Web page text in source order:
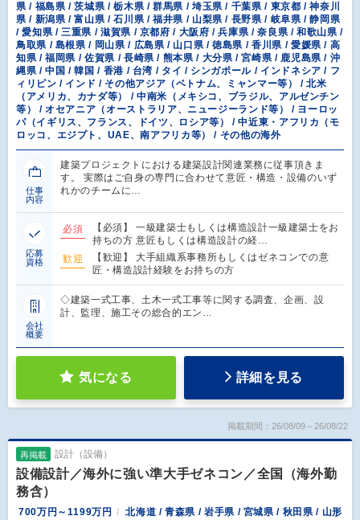
県 / 福島県 / 茨城県 / 栃木県 / 群馬県 / 埼玉県 / 千葉県 / 東京都 / 神奈川
県 / 新潟県 / 富山県 / 石川県 / 福井県 / 山梨県 / 長野県 / 岐阜県 / 静岡県
/ 愛知県 / 三重県 / 滋賀県 / 京都府 / 大阪府 / 兵庫県 / 奈良県 / 和歌山県 /
鳥取県 / 島根県 / 岡山県 / 広島県 / 山口県 / 徳島県 / 香川県 / 愛媛県 / 高
知県 / 福岡県 / 佐賀県 / 長崎県 / 熊本県 / 大分県 / 宮崎県 / 鹿児島県 / 沖
縄県 / 中国 / 韓国 / 香港 / 台湾 / タイ / シンガポール / インドネシア / フ
ィリピン / インド / その他アジア（ベトナム、ミャンマー等） / 北米
（アメリカ、カナダ等） / 中南米（メキシコ、ブラジル、アルゼンチン
等） / オセアニア（オーストラリア、ニュージーランド等） / ヨーロッ
パ（イギリス、フランス、ドイツ、ロシア等） / 中近東・アフリカ（モ
ロッコ、エジプト、UAE、南アフリカ等） / その他の海外
仕事
内容
建築プロジェクトにおける建築設計関連業務に従事頂きま
す。 実際はご自身の専門に合わせて意匠・構造・設備のいず
れかのチームに…
応募
資格
必須
【必須】 一級建築士もしくは構造設計一級建築士をお
持ちの方 意匠もしくは構造設計の経…
歓迎
【歓迎】 大手組織系事務所もしくはゼネコンでの意
匠・構造設計経験をお持ちの方
会社
概要
◇建築一式工事、土木一式工事等に関する調査、企画、設
計、監理、施工その総合的エン…
気になる 詳細を見る
掲載期間：26/08/09～26/08/22
再掲載 設計（設備）
設備設計／海外に強い準大手ゼネコン／全国（海外勤
務含）
700万円～1199万円
北海道 / 青森県 / 岩手県 / 宮城県 / 秋田県 / 山形